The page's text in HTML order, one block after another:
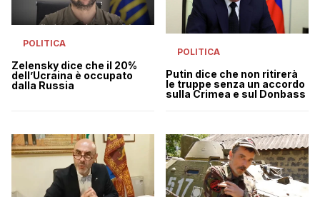
POLITICA
Zelensky dice che il 20%
dell’Ucraina è occupato
dalla Russia
POLITICA
Putin dice che non ritirerà
le truppe senza un accordo
sulla Crimea e sul Donbass